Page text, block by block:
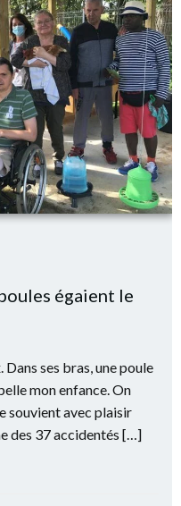
égaient le
ses bras, une poule
mon enfance. On
souvient avec plaisir
des 37 accidentés […]